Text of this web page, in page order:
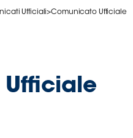
Ufficiali>Comunicato Ufficiale